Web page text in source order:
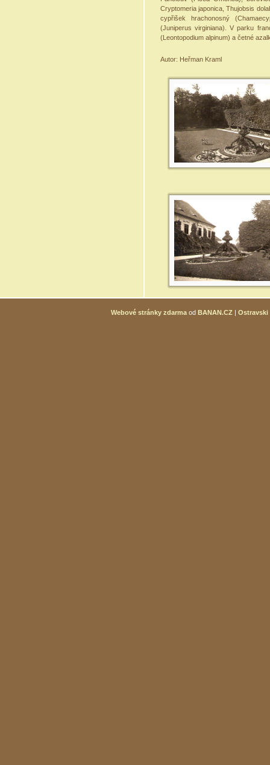
Cryptomeria japonica, Thujobsis
cypřišek hrachonosný
(Juniperus virginiana). V parku
(Leontopodium alpinum) a četné
Autor: Heřman Kraml
Webové stránky zdarma od BANAN.CZ | Ostravski